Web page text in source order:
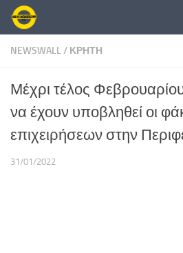
Skip to content
NEWSWALL/ ΚΡΗΤΗ
Μέχρι τέλος
να έχουν υποβληθεί οι
επιχειρήσεων στην
31/01/2022